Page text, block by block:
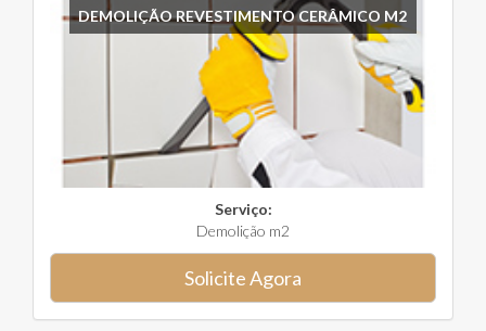
DEMOLIÇÃO REVESTIMENTO CERÂMICO M2
Serviço:
Demolição m2
Solicite Agora